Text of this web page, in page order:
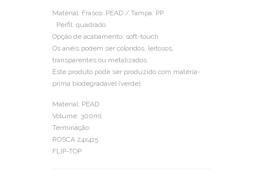
Material: Frasco: PEAD / Tampa: PP
Perfil: quadrado
Opção de acabamento: soft-touch.
Os anéis podem ser coloridos, leitosos,
transparentes ou metalizados.
Este produto pode ser produzido com matéria-
prima biodegradável (verde).
Material: PEAD
Volume: 300ml
Terminação:
ROSCA 24x415
FLIP-TOP